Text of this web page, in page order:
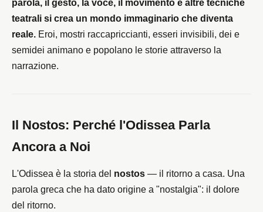
parola, il gesto, la voce, il movimento e altre tecniche
teatrali si crea un mondo immaginario che diventa
reale. Eroi, mostri raccapriccianti, esseri invisibili, dei e
semidei animano e popolano le storie attraverso la
narrazione.
Il Nostos: Perché l'Odissea Parla
Ancora a Noi
L'Odissea è la storia del nostos — il ritorno a casa. Una
parola greca che ha dato origine a "nostalgia": il dolore
del ritorno.